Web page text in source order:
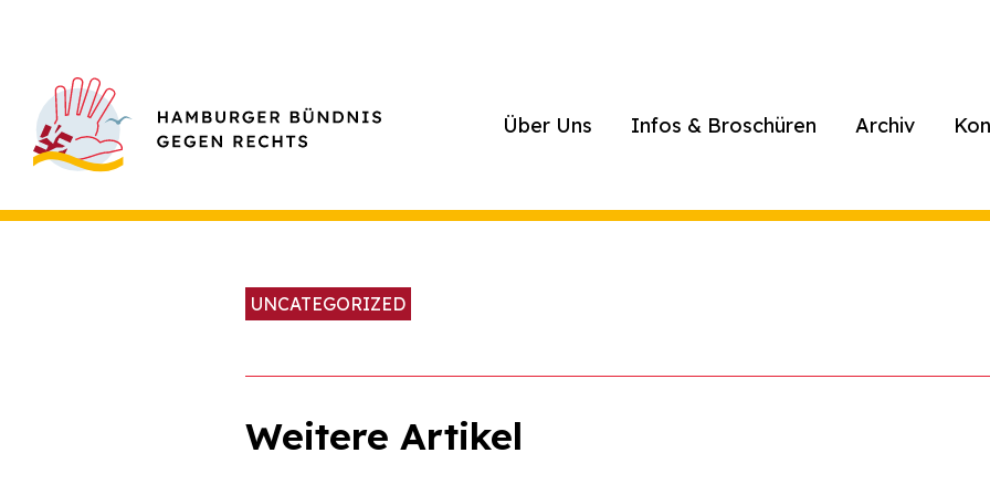
Über Uns Infos & Broschüren Archiv
UNCATEGORIZED
Weitere Artikel